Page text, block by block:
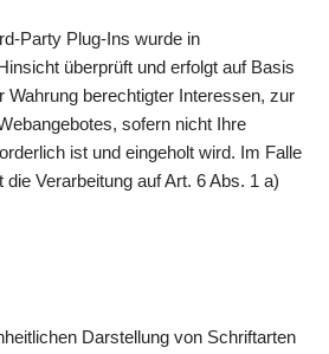
Party Plug-Ins wurde in
überprüft und erfolgt auf Basis
Wahrung berechtigter Interessen, zur
sofern nicht Ihre
ist und eingeholt wird. Im Falle
Verarbeitung auf Art. 6 Abs. 1 a)
Darstellung von Schriftarten